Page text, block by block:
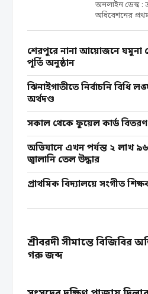
অনলাইন ডেস্ক :
অধিবেশনের প্রথম
জেরে রবিবার
মুলতবি করা হয়
শেরপুরে নানা আয়োজনে যমুনা
পূর্তি অনুষ্ঠান
ঝিনাইগাতীতে নির্বাচনি বিধি
অর্থদণ্ড
সকাল থেকে ফুয়েল কার্ড
অভিযানে এখন পর্যন্ত ২ লাখ
জ্বালানি তেল উদ্ধার
প্রাথমিক বিদ্যালয়ে সংগীত
শ্রীবরদী সীমান্তে বিজিবির
গরু জব্দ